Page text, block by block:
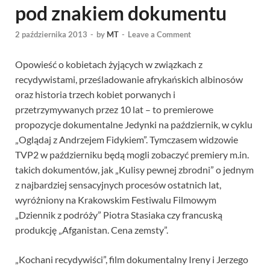
pod znakiem dokumentu
2 października 2013 - by MT - Leave a Comment
Opowieść o kobietach żyjących w związkach z
recydywistami, prześladowanie afrykańskich albinosów
oraz historia trzech kobiet porwanych i
przetrzymywanych przez 10 lat – to premierowe
propozycje dokumentalne Jedynki na październik, w cyklu
„Oglądaj z Andrzejem Fidykiem”. Tymczasem widzowie
TVP2 w październiku będą mogli zobaczyć premiery m.in.
takich dokumentów, jak „Kulisy pewnej zbrodni” o jednym
z najbardziej sensacyjnych procesów ostatnich lat,
wyróżniony na Krakowskim Festiwalu Filmowym
„Dziennik z podróży” Piotra Stasiaka czy francuską
produkcję „Afganistan. Cena zemsty”.
„Kochani recydywiści”, film dokumentalny Ireny i Jerzego